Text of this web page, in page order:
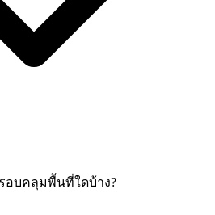
อบคลุมพื้นที่ใดบ้าง?